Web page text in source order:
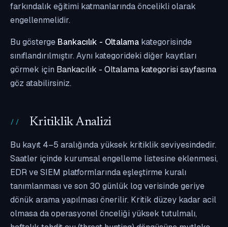
farkındalık eğitimi katmanlarında öncelikli olarak
engellenmelidir.
Bu gösterge Bankacılık - Oltalama kategorisinde
sınıflandırılmıştır. Aynı kategorideki diğer kayıtları
görmek için Bankacılık - Oltalama kategorisi sayfasına
göz atabilirsiniz.
Kritiklik Analizi
Bu kayıt 4–5 aralığında yüksek kritiklik seviyesindedir.
Saatler içinde kurumsal engelleme listesine eklenmesi,
EDR ve SIEM platformlarında eşleştirme kuralı
tanımlanması ve son 30 günlük log verisinde geriye
dönük arama yapılması önerilir. Kritik düzey kadar acil
olmasa da operasyonel önceliği yüksek tutulmalı,